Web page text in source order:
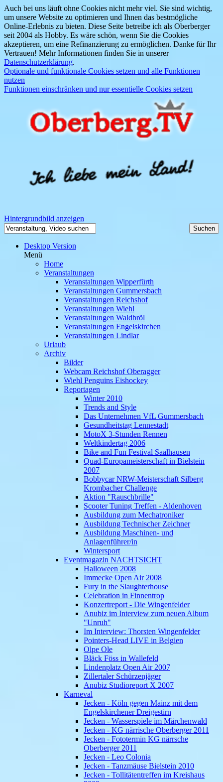
Auch bei uns läuft ohne Cookies nicht mehr viel. Sie sind wichtig,
um unsere Website zu optimieren und Ihnen das bestmögliche
Online-Erlebnis zu bieten. Diese Seite betreibe ich als Oberberger
seit 2004 als Hobby. Es wäre schön, wenn Sie die Cookies
akzeptieren, um eine Refinanzierung zu ermöglichen. Danke für Ihr
Vertrauen! Mehr Informationen finden Sie in unserer
Datenschutzerklärung.
Optionale und funktionale Cookies setzen und alle Funktionen
nutzen
Funktionen einschränken und nur essentielle Cookies setzen
Hintergrundbild anzeigen
Desktop Version
Menü
Home
Veranstaltungen
Veranstaltungen Wipperfürth
Veranstaltungen Gummersbach
Veranstaltungen Reichshof
Veranstaltungen Wiehl
Veranstaltungen Waldbröl
Veranstaltungen Engelskirchen
Veranstaltungen Lindlar
Urlaub
Archiv
Bilder
Webcam Reichshof Oberagger
Wiehl Penguins Eishockey
Reportagen
Winter 2010
Trends and Style
Das Unternehmen VfL Gummersbach
Gesundheitstag Lennestadt
MotoX 3-Stunden Rennen
Weltkindertag 2006
Bike and Fun Festival Saalhausen
Quad-Europameisterschaft in Bielstein
2007
Bobbycar NRW-Meisterschaft Silberg
Krombacher Challenge
Aktion "Rauschbrille"
Scooter Tuning Treffen - Aldenhoven
Ausbildung zum Mechatroniker
Ausbildung Technischer Zeichner
Ausbildung Maschinen- und
Anlagenführer/in
Wintersport
Eventmagazin NACHTSICHT
Halloween 2008
Immecke Open Air 2008
Fury in the Slaughterhouse
Celebration in Finnentrop
Konzertreport - Die Wingenfelder
Anubiz im Interview zum neuen Album
"Unruh"
Im Interview: Thorsten Wingenfelder
Pointers-Head LIVE in Belgien
Olpe Ole
Bläck Föss in Wallefeld
Lindenplatz Open Air 2007
Zillertaler Schürzenjäger
Anubiz Studioreport X 2007
Karneval
Jecken - Köln gegen Mainz mit dem
Engelskirchener Dreigestirn
Jecken - Wasserspiele im Märchenwald
Jecken - KG närrische Oberberger 2011
Jecken - Fototermin KG närrsche
Oberberger 2011
Jecken - Leo Colonia
Jecken - Tanzmäuse Bielstein 2010
Jecken - Tollitätentreffen im Kreishaus